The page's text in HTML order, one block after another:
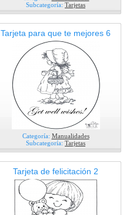
Subcategoría: Tarjetas
Tarjeta para que te mejores 6
Categoría: Manualidades
Subcategoría: Tarjetas
Tarjeta de felicitación 2